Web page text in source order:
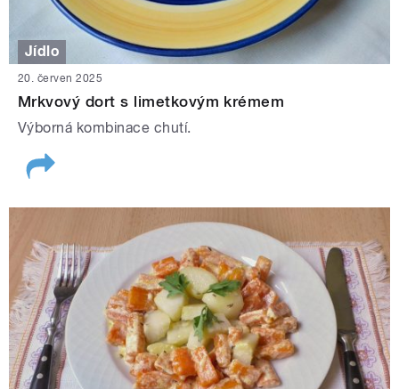
Jídlo
20. červen 2025
Mrkvový dort s limetkovým krémem
Výborná kombinace chutí.